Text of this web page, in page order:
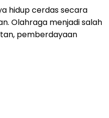
hidup cerdas secara
Olahraga menjadi salah
pemberdayaan